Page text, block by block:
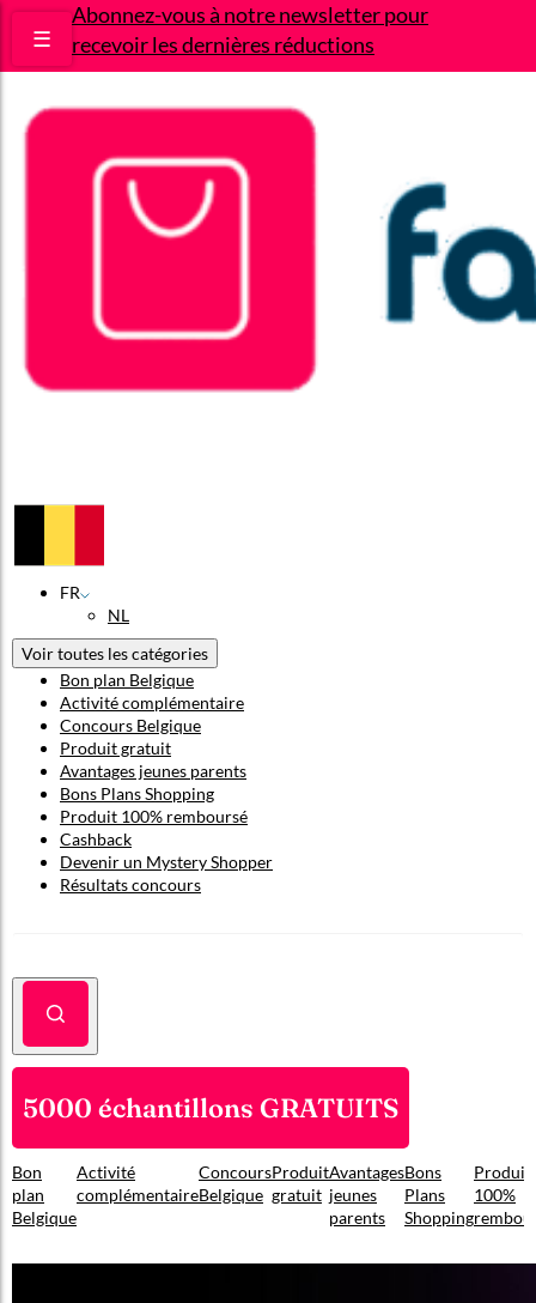
Abonnez-vous à notre newsletter pour
recevoir les dernières réductions
☰
FR
NL
Voir toutes les catégories
Bon plan Belgique
Activité complémentaire
Concours Belgique
Produit gratuit
Avantages jeunes parents
Bons Plans Shopping
Produit 100% remboursé
Cashback
Devenir un Mystery Shopper
Résultats concours
5000 échantillons GRATUITS
Bon
plan
Belgique
Activité
complémentaire
Concours
Belgique
Produit
gratuit
Avantages
jeunes
parents
Bons
Plans
Shopping
Produit
100%